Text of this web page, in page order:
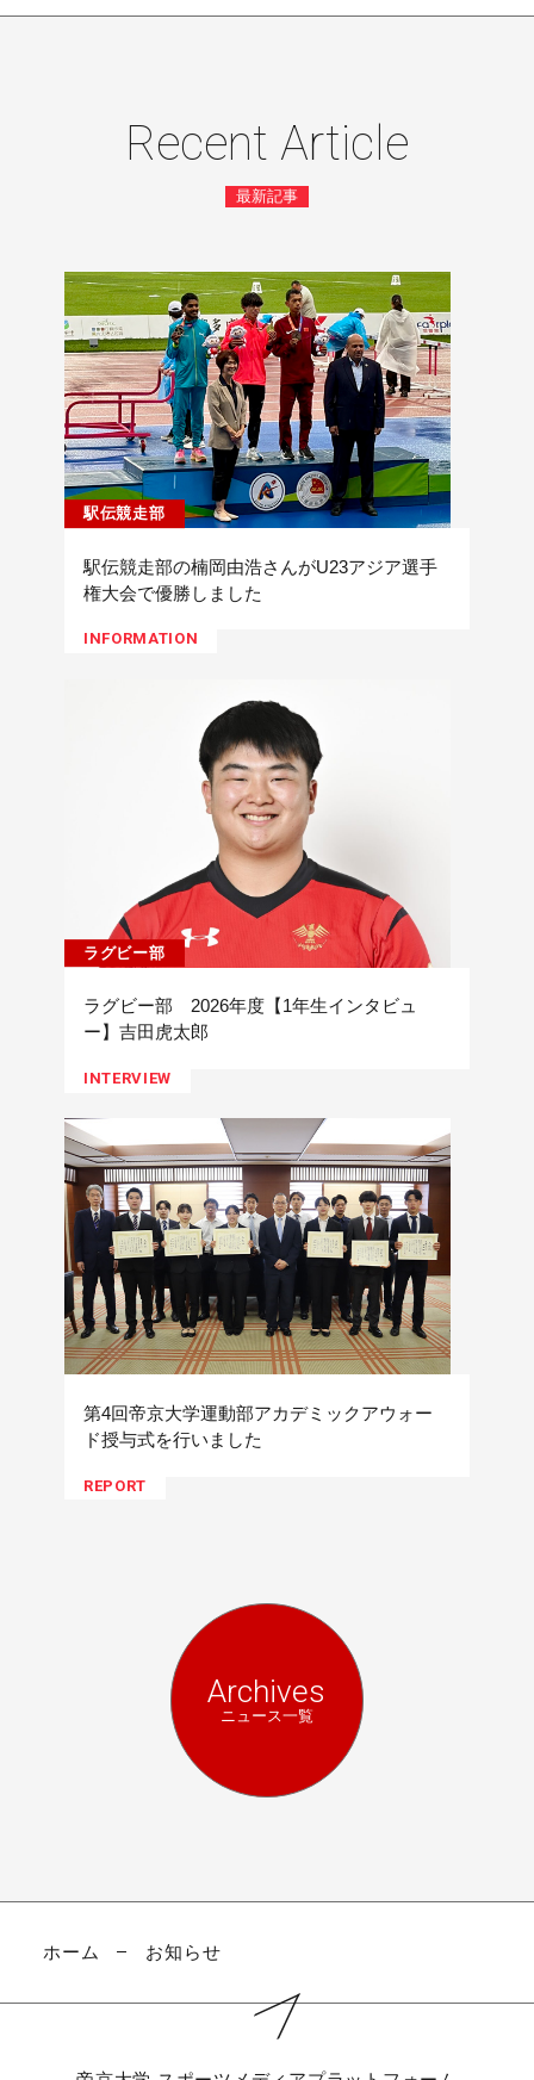
Recent Article
最新記事
駅伝競走部
駅伝競走部の楠岡由浩さんがU23アジア選手
権大会で優勝しました
INFORMATION
ラグビー部
ラグビー部 2026年度【1年生インタビュ
ー】吉田虎太郎
INTERVIEW
第4回帝京大学運動部アカデミックアウォー
ド授与式を行いました
REPORT
Archives
ニュース一覧
ホーム お知らせ